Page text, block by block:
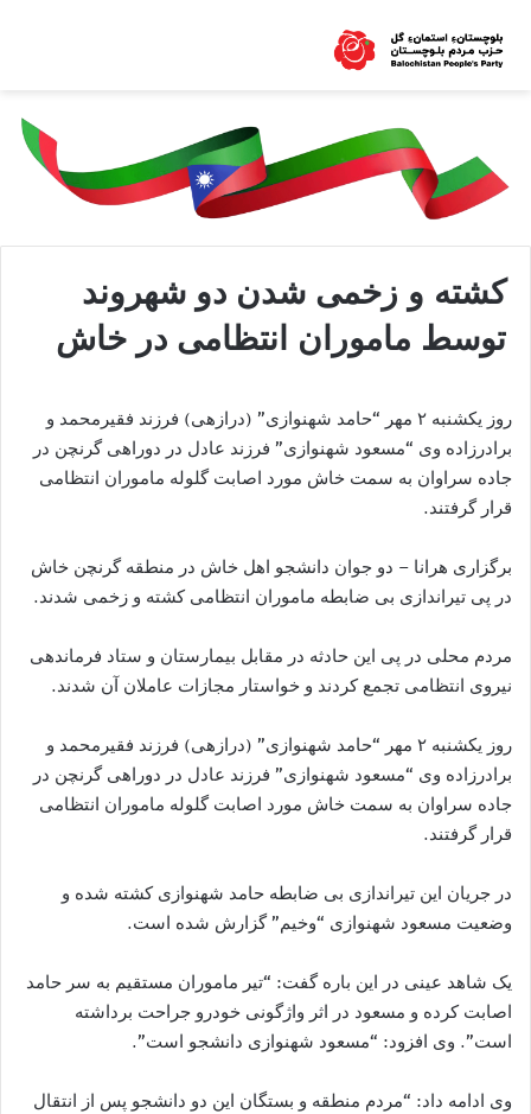
کشته و زخمی شدن دو شهروند
توسط ماموران انتظامی در خاش
روز یکشنبه ۲ مهر “حامد شهنوازی” (درازهی) فرزند فقیرمحمد و
برادرزاده وی “مسعود شهنوازی” فرزند عادل در دوراهی گرنچن در
جاده سراوان به سمت خاش مورد اصابت گلوله ماموران انتظامی
قرار گرفتند.
برگزاری هرانا – دو جوان دانشجو اهل خاش در منطقه گرنچن خاش
در پی تیراندازی بی ضابطه ماموران انتظامی کشته و زخمی شدند.
مردم محلی در پی این حادثه در مقابل بیمارستان و ستاد فرماندهی
نیروی انتظامی تجمع کردند و خواستار مجازات عاملان آن شدند.
روز یکشنبه ۲ مهر “حامد شهنوازی” (درازهی) فرزند فقیرمحمد و
برادرزاده وی “مسعود شهنوازی” فرزند عادل در دوراهی گرنچن در
جاده سراوان به سمت خاش مورد اصابت گلوله ماموران انتظامی
قرار گرفتند.
در جریان این تیراندازی بی ضابطه حامد شهنوازی کشته شده و
وضعیت مسعود شهنوازی “وخیم” گزارش شده است.
یک شاهد عینی در این باره گفت: “تیر ماموران مستقیم به سر حامد
اصابت کرده و مسعود در اثر واژگونی خودرو جراحت برداشته
است”. وی افزود: “مسعود شهنوازی دانشجو است”.
وی ادامه داد: “مردم منطقه و بستگان این دو دانشجو پس از انتقال